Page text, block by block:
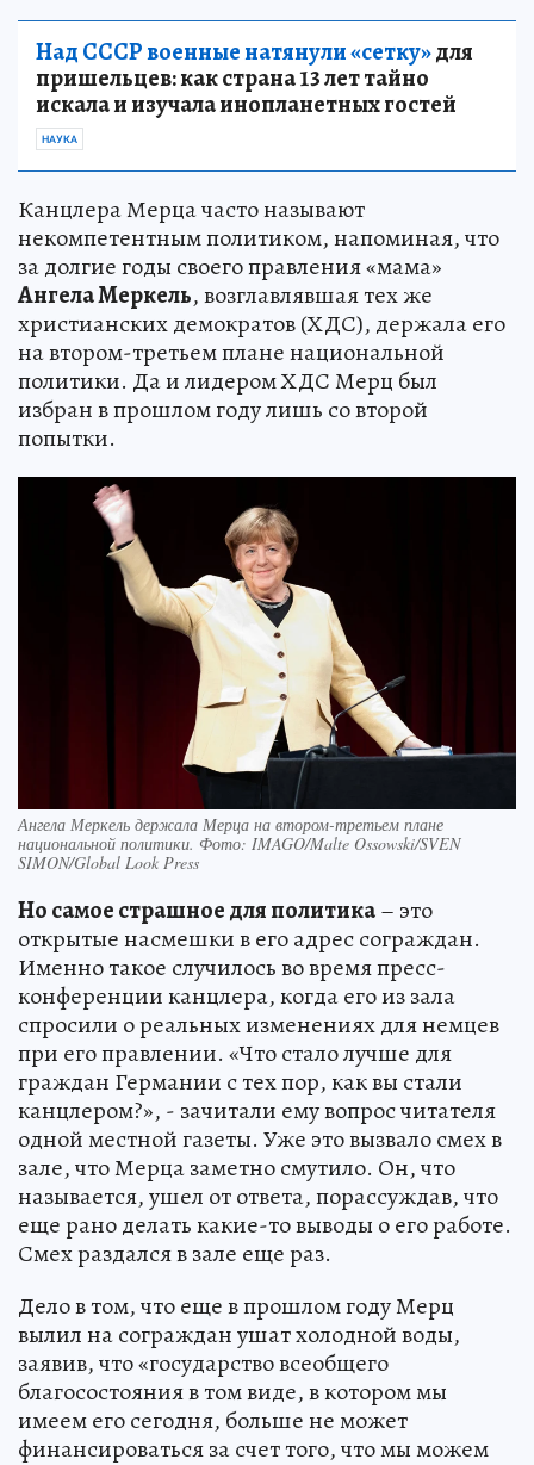
Над СССР военные натянули «сетку»для
пришельцев: как страна 13 лет тайно
искала и изучала инопланетных гостей
НАУКА
Канцлера Мерца часто называют
некомпетентным политиком, напоминая, что
за долгие годы своего правления «мама»
Ангела Меркель, возглавлявшая тех же
христианских демократов (ХДС), держала его
на втором-третьем плане национальной
политики. Да и лидером ХДС Мерц был
избран в прошлом году лишь со второй
попытки.
Ангела Меркель держала Мерца на втором-третьем плане
национальной политики. Фото: IMAGO/Malte Ossowski/SVEN
SIMON/Global Look Press
Но самое страшное для политика– это
открытые насмешки в его адрес сограждан.
Именно такое случилось во время пресс-
конференции канцлера, когда его из зала
спросили о реальных изменениях для немцев
при его правлении. «Что стало лучше для
граждан Германии с тех пор, как вы стали
канцлером?», - зачитали ему вопрос читателя
одной местной газеты. Уже это вызвало смех в
зале, что Мерца заметно смутило. Он, что
называется, ушел от ответа, порассуждав, что
еще рано делать какие-то выводы о его работе.
Смех раздался в зале еще раз.
Дело в том, что еще в прошлом году Мерц
вылил на сограждан ушат холодной воды,
заявив, что «государство всеобщего
благосостояния в том виде, в котором мы
имеем его сегодня, больше не может
финансироваться за счет того, что мы можем